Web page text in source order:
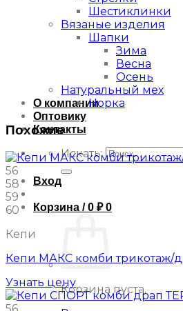
О компании
Оптовику
Контакты
Искать:
Вход
Корзина /0 ₽ 0
Корзина пуста.
Шестиклинки
Вязаные изделия
Шапки
Зима
Весна
Осень
Натуральный мех
Норка
Похожие
56
58
59
60
Кепи
Кепи МАКС комби трикотаж/
Узнать цену
56